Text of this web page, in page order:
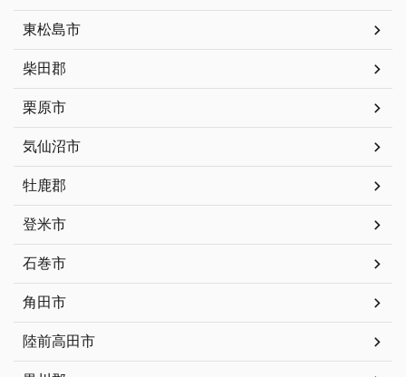
東松島市
柴田郡
栗原市
気仙沼市
牡鹿郡
登米市
石巻市
角田市
陸前高田市